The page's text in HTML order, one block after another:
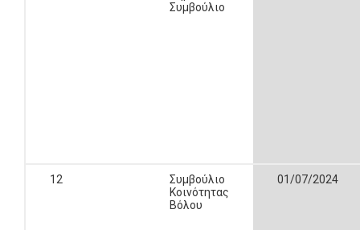
Συμβούλιο
12
Συμβούλιο
Κοινότητας
Βόλου
01/07/2024